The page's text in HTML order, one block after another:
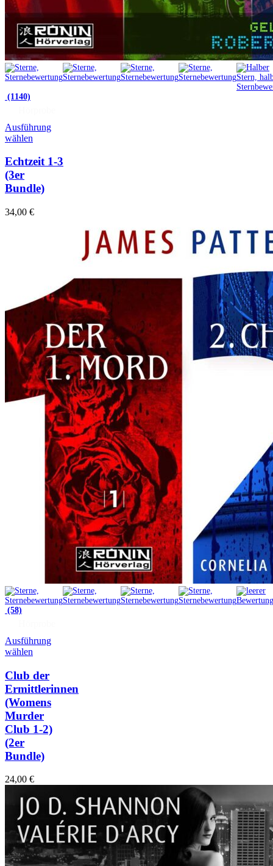
(1140)
Ausführung
wählen
Echtzeit 1-3
(3er
Bundle)
34,00 €
(58)
Ausführung
wählen
Club der
Ermittlerinnen
(Womens
Murder
Club 1-2)
(2er
Bundle)
24,00 €